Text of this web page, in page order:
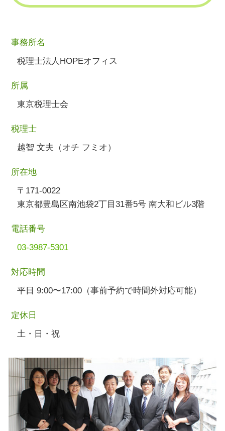
事務所名
税理士法人HOPEオフィス
所属
東京税理士会
税理士
越智 文夫（オチ フミオ）
所在地
〒171-0022
東京都豊島区南池袋2丁目31番5号 南大和ビル3階
電話番号
03-3987-5301
対応時間
平日 9:00〜17:00（事前予約で時間外対応可能）
定休日
土・日・祝